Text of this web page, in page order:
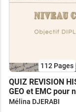
112 Pages
QUIZ REVISION
GEO et EMC pour
CAP
Mélina DJERABI